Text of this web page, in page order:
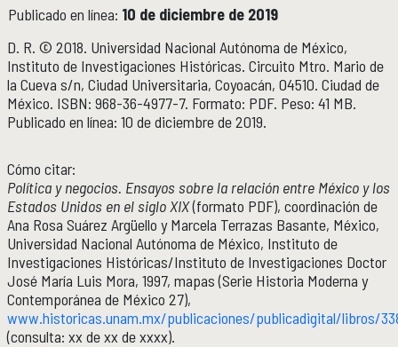
Publicado en línea: 10 de diciembre de 2019
D. R. © 2018. Universidad Nacional Autónoma de México,
Instituto de Investigaciones Históricas. Circuito Mtro. Mario de
la Cueva s/n, Ciudad Universitaria, Coyoacán, 04510. Ciudad de
México. ISBN: 968-36-4977-7. Formato: PDF. Peso: 41 MB.
Publicado en línea: 10 de diciembre de 2019.
Cómo citar:
Política y negocios. Ensayos sobre la relación entre México y los
Estados Unidos en el siglo XIX(formato PDF), coordinación de
Ana Rosa Suárez Argüello y Marcela Terrazas Basante, México,
Universidad Nacional Autónoma de México, Instituto de
Investigaciones Históricas/Instituto de Investigaciones Doctor
José María Luis Mora, 1997, mapas (Serie Historia Moderna y
Contemporánea de México 27),
www.historicas.unam.mx/publicaciones/publicadigital/libros/
(consulta: xx de xx de xxxx).